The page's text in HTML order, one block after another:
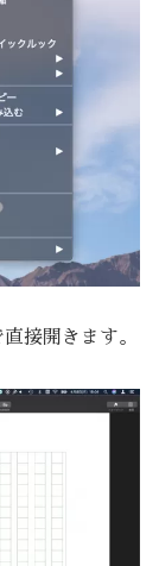
接開きます。